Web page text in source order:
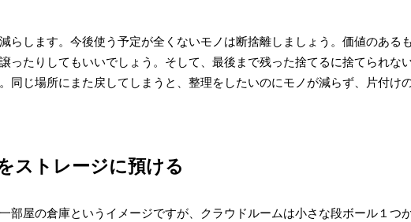
らします。今後使う予定が全くないモノは断捨離しましょう。価値のある
ったりしてもいいでしょう。そして、最後まで残った捨てるに捨てられな
同じ場所にまた戻してしまうと、整理をしたいのにモノが減らず、片付け
ストレージに預ける
部屋の倉庫というイメージですが、クラウドルームは小さな段ボール１つ